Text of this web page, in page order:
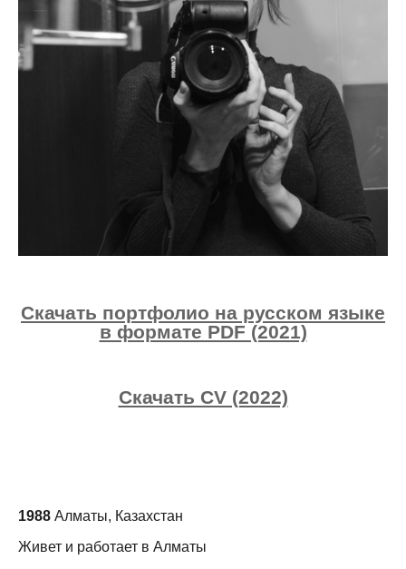
Скачать портфолио на русском языке
в формате PDF (2021)
Скачать CV (2022)
1988 Алматы, Казахстан
Живет и работает в Алматы